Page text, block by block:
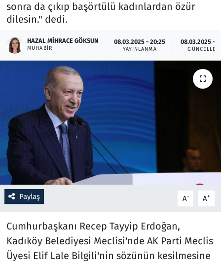
sonra da çıkıp başörtülü kadınlardan özür
dilesin." dedi.
HAZAL MIHRACE GÖKSUN
MUHABIR
08.03.2025 - 20:25
YAYINLANMA
08.03.2025 -
Paylaş A- A+
Cumhurbaşkanı Recep Tayyip Erdoğan,
Kadıköy Belediyesi Meclisi'nde AK Parti Meclis
Üyesi Elif Lale Bilgili'nin sözünün kesilmesine
Rüya Tabirleri
Sağlık
Savunma Sanayi
Seçim 2023
Spor
Teknoloji ve Bilim
Televizyon